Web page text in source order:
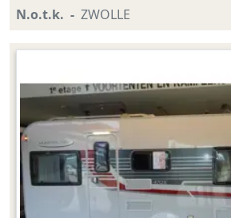
N.o.t.k. ZWOLLE